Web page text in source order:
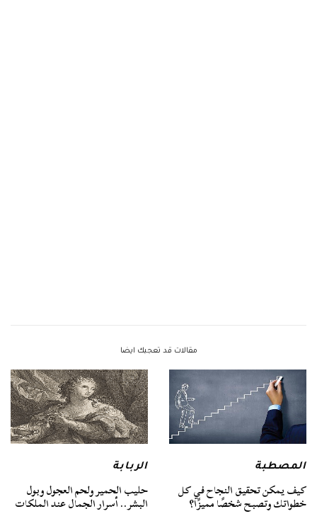
مقالات قد تعجبك ايضا
المصطبة
كيف يمكن تحقيق النجاح في كل
خطواتك وتصبح شخصًا مميزًا؟
الربابة
حليب الحمير ولحم العجول وبول
البشر.. أسرار الجمال عند الملكات